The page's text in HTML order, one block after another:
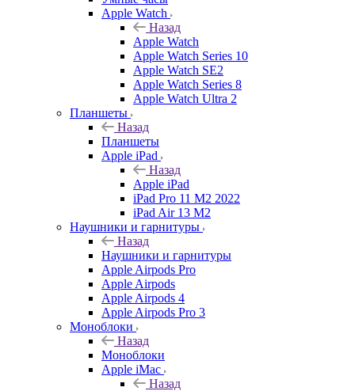
Apple Watch
Назад
Apple Watch
Apple Watch Series 10
Apple Watch SE2
Apple Watch Series 8
Apple Watch Ultra 2
Планшеты
Назад
Планшеты
Apple iPad
Назад
Apple iPad
iPad Pro 11 M2 2022
iPad Air 13 M2
Наушники и гарнитуры
Назад
Наушники и гарнитуры
Apple Airpods Pro
Apple Airpods
Apple Airpods 4
Apple Airpods Pro 3
Моноблоки
Назад
Моноблоки
Apple iMac
Назад